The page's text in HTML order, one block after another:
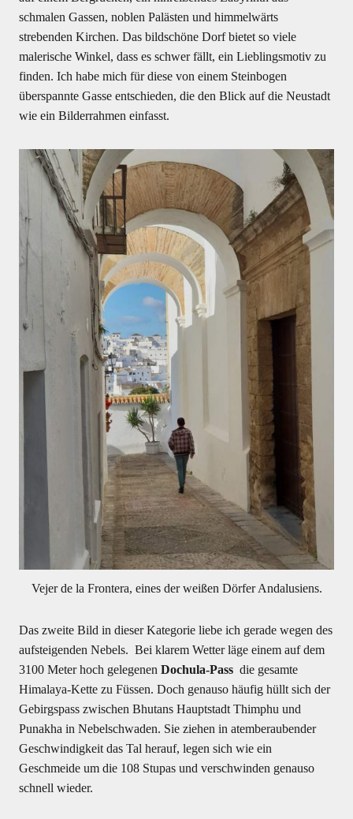
schmalen Gassen, noblen Palästen und himmelwärts
strebenden Kirchen. Das bildschöne Dorf bietet so viele
malerische Winkel, dass es schwer fällt, ein Lieblingsmotiv zu
finden. Ich habe mich für diese von einem Steinbogen
überspannte Gasse entschieden, die den Blick auf die Neustadt
wie ein Bilderrahmen einfasst.
Vejer de la Frontera, eines der weißen Dörfer Andalusiens.
Das zweite Bild in dieser Kategorie liebe ich gerade wegen des
aufsteigenden Nebels. Bei klarem Wetter läge einem auf dem
3100 Meter hoch gelegenen Dochula-Passdie gesamte
Himalaya-Kette zu Füssen. Doch genauso häufig hüllt sich der
Gebirgspass zwischen Bhutans Hauptstadt Thimphu und
Punakha in Nebelschwaden. Sie ziehen in atemberaubender
Geschwindigkeit das Tal herauf, legen sich wie ein
Geschmeide um die 108 Stupas und verschwinden genauso
schnell wieder.